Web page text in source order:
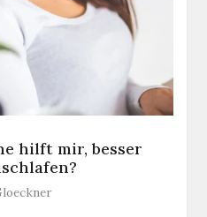
hilft mir, besser